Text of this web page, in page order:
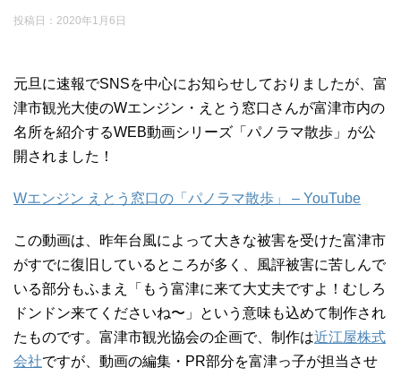
投稿日： 2020年1月6日
元旦に速報でSNSを中心にお知らせしておりましたが、富
津市観光大使のWエンジン・えとう窓口さんが富津市内の
名所を紹介するWEB動画シリーズ「パノラマ散歩」が公
開されました！
Wエンジン えとう窓口の「パノラマ散歩」 – YouTube
この動画は、昨年台風によって大きな被害を受けた富津市
がすでに復旧しているところが多く、風評被害に苦しんで
いる部分もふまえ「もう富津に来て大丈夫ですよ！むしろ
ドンドン来てくださいね〜」という意味も込めて制作され
たものです。富津市観光協会の企画で、制作は近江屋株式
会社ですが、動画の編集・PR部分を富津っ子が担当させ